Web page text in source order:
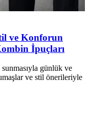
ve Konforun
İpuçları
sunmasıyla günlük ve
ve stil önerileriyle